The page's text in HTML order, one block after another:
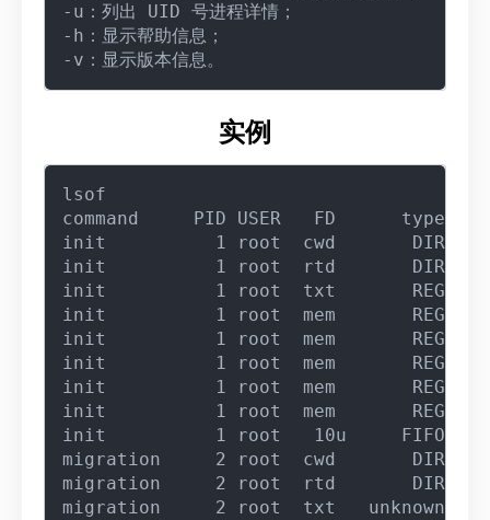
-u：列出 UID 号进程详情；
-h：显示帮助信息；
实例
lsof
command     PID USER   FD      type
init          1 root  cwd       DIR
init          1 root  rtd       DIR
init          1 root  txt       REG
init          1 root  mem       REG
init          1 root  mem       REG
init          1 root  mem       REG
init          1 root  mem       REG
init          1 root  mem       REG
init          1 root   10u     FIFO
migration     2 root  cwd
migration     2 root  rtd
migration     2 root  txt